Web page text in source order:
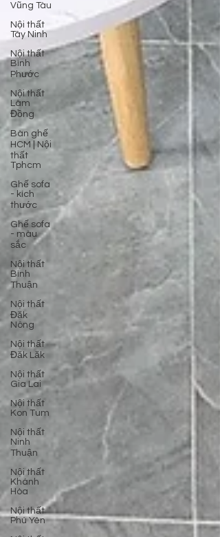
Vũng Tàu
Nội thất
Tây Ninh
Nội thất
Bình
Phước
Nội thất
Lâm
Đồng
Bàn ghế
HCM | Nội
thất
Tphcm
Ghế sofa
- kích
thước
Ghế sofa
- màu
sắc
Nội thất
Bình
Thuận
Nội thất
Đăk
Nông
Nội thất
Đăk Lăk
Nội thất
Gia Lai
Nội thất
Kon Tum
Nội thất
Ninh
Thuận
Nội thất
Khánh
Hòa
Nội thất
Phú Yên